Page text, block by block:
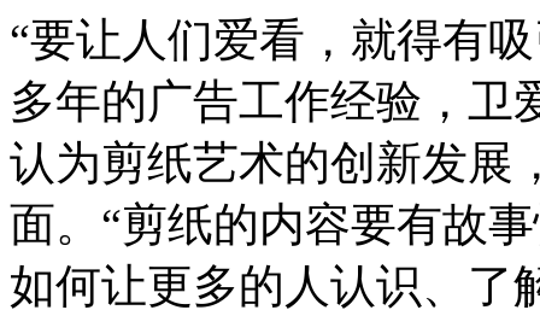
“要让人们爱看，就得有
多年的广告工作经验，卫
认为剪纸艺术的创新发展
面。“剪纸的内容要有故
如何让更多的人认识、了